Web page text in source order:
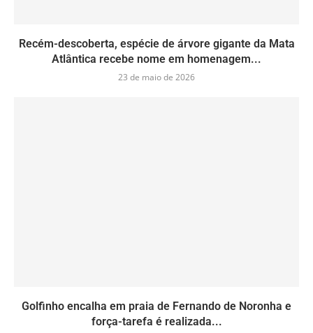
Recém-descoberta, espécie de árvore gigante da Mata
Atlântica recebe nome em homenagem...
23 de maio de 2026
Golfinho encalha em praia de Fernando de Noronha e
força-tarefa é realizada...